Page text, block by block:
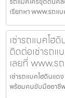
เรียกหา www.รถแ
เช่ารถแบคโฮ
ติดต่อเช่ารถแ
เลยที่ www.ร
เช่ารถแบคโฮดินแด
พร้อมคนขับมืออาชี